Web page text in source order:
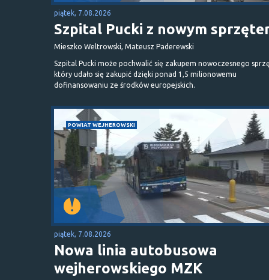
piątek, 7.08.2026
Szpital Pucki z nowym
Mieszko Weltrowski, Mateusz Paderewski
Szpital Pucki może pochwalić się zakupem nowoczesnego
który udało się zakupić dzięki ponad 1,5 milionowemu
dofinansowaniu ze środków europejskich.
POWIAT WEJHEROWSKI
piątek, 7.08.2026
Nowa linia autobusowa
wejherowskiego MZK